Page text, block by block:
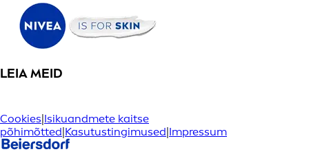
LEIA MEID
Cookies|Isikuandmete kaitse
põhimõtted|Kasutustingimused|Impressum